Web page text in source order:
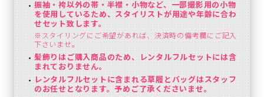
振袖・袴以外の帯・半襟・小物など、一部撮影用の小物
を使用しているため、スタイリストが用途や年齢に合わ
せセット致します。
※スタイリングにご希望があれば、決済時の備考欄にご記入
下さいませ。
髪飾りはご購入商品のため、レンタルフルセットには含
まれておりません。
レンタルフルセットに含まれる草履とバッグはスタッフ
のお任せとなります。予めご了承くださいませ。